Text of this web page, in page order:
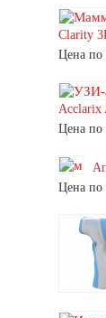
Clarity
Цена по
Acclarix
Цена по
Цена по